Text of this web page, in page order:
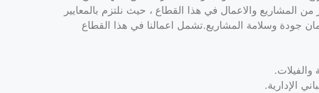
من المشاريع والاعمال في هذا القطاع ، حيث نلتزم بالمعايير
جودة وسلامة المشاريع.تشمل اعمالنا في هذا القطاع
الإدارية.